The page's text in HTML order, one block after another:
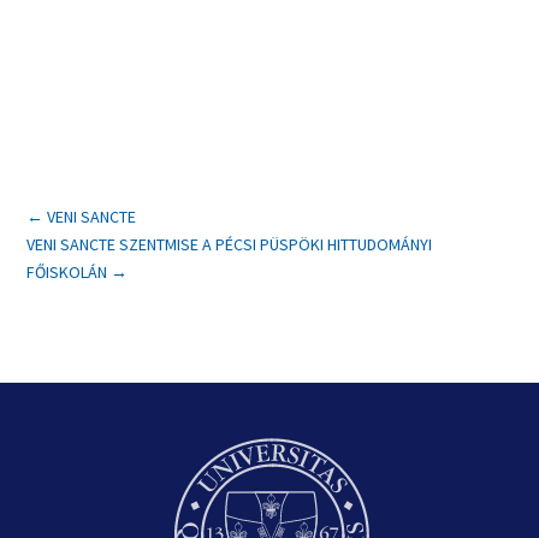
←VENI SANCTE
VENI SANCTE SZENTMISE A PÉCSI PÜSPÖKI HITTUDOMÁNYI
FŐISKOLÁN →